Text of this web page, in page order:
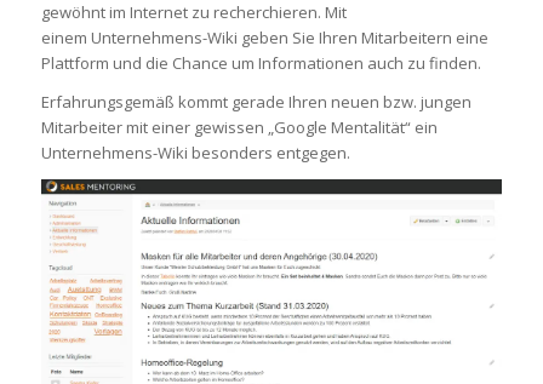
gewöhnt im Internet zu recherchieren. Mit
einem Unternehmens-Wiki geben Sie Ihren Mitarbeitern eine
Plattform und die Chance um Informationen auch zu finden.
Erfahrungsgemäß kommt gerade Ihren neuen bzw. jungen
Mitarbeiter mit einer gewissen „Google Mentalität“ ein
Unternehmens-Wiki besonders entgegen.